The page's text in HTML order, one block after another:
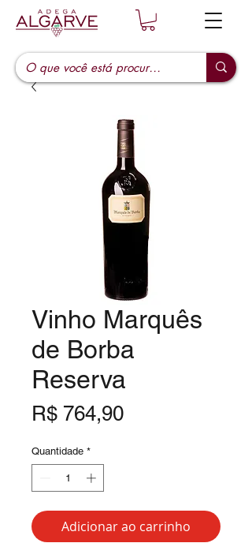
Vinho Marquês
de Borba
Reserva
R$ 764,90Preço
Quantidade *
Adicionar ao carrinho